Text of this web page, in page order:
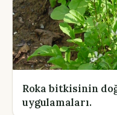
Roka bitkisinin
uygulamaları.